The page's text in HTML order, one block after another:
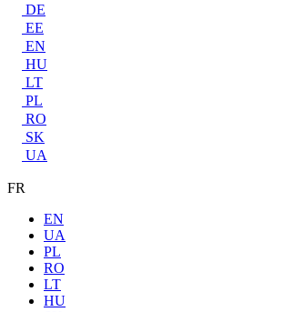
DE
EE
EN
HU
LT
PL
RO
SK
UA
FR
EN
UA
PL
RO
LT
HU